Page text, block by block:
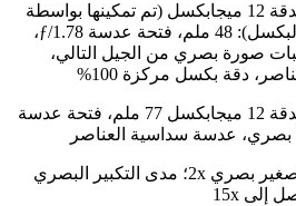
عدسة مقربة 2x بدقة 12 ميجابكسل (تم تمكينها بواسطة
مستشعر رباعي البكسل): 48 ملم، فتحة عدسة ƒ/1.78،
صورة بصري من الجيل التالي،
دقة بكسل مركزة 100%
عدسة مقربة 3x بدقة 12 ميجابكسل 77 ملم، فتحة عدسة
تكبير بصري 3x، تصغير بصري 2x؛ مدى التكبير البصري